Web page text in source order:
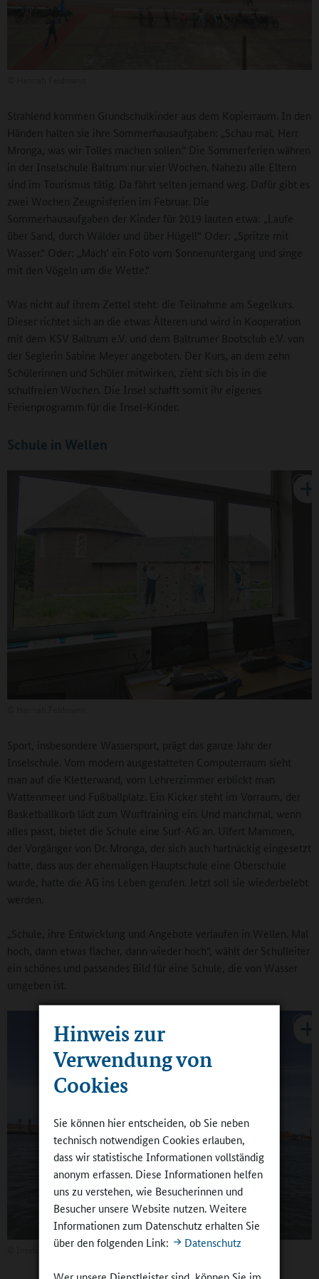
Hinweis zur
Verwendung von
Cookies
Sie können hier entscheiden, ob Sie neben
technisch notwendigen Cookies erlauben,
dass wir statistische Informationen vollständig
anonym erfassen. Diese Informationen helfen
uns zu verstehen, wie Besucherinnen und
Besucher unsere Website nutzen. Weitere
Informationen zum Datenschutz erhalten Sie
über den folgenden Link:
Datenschutz
Strahlend kommen Grundschulkinder aus dem Kopierraum. In den
Händen halten sie ihre Sommerhausaufgaben: „Schau mal, Herr
Mronga, was wir Tolles machen sollen.“ Die Sommerferien währen
in der Inselschule Baltrum nur vier Wochen. Nahezu alle Eltern
sind im Tourismus tätig. Da fährt selten jemand weg. Dafür gibt es
zwei Wochen Zeugnisferien im Februar. Die
Sommerhausaufgaben der Kinder für 2019 lauten etwa: „Laufe
über Sand, durch Wälder und über Hügel!“ Oder: „Spritze mit
Wasser.“ Oder: „Mach’ ein Foto vom Sonnenuntergang und singe
mit den Vögeln um die Wette.“
Was nicht auf ihrem Zettel steht: die Teilnahme am Segelkurs.
Dieser richtet sich an die etwas Älteren und wird in Kooperation
mit dem KSV Baltrum e.V. und dem Baltrumer Bootsclub e.V. von
der Seglerin Sabine Meyer angeboten. Der Kurs, an dem zehn
Schülerinnen und Schüler mitwirken, zieht sich bis in die
schulfreien Wochen. Die Insel schafft somit ihr eigenes
Ferienprogramm für die Insel-Kinder.
Schule in Wellen
Sport, insbesondere Wassersport, prägt das ganze Jahr der
Inselschule. Vom modern ausgestatteten Computerraum sieht
man auf die Kletterwand, vom Lehrerzimmer erblickt man
Wattenmeer und Fußballplatz. Ein Kicker steht im Vorraum, der
Basketballkorb lädt zum Wurftraining ein. Und manchmal, wenn
alles passt, bietet die Schule eine Surf-AG an. Ulfert Mammen,
der Vorgänger von Dr. Mronga, der sich auch hartnäckig eingesetzt
hatte, dass aus der ehemaligen Hauptschule eine Oberschule
wurde, hatte die AG ins Leben gerufen. Jetzt soll sie wiederbelebt
werden.
„Schule, ihre Entwicklung und Angebote verlaufen in Wellen. Mal
hoch, dann etwas flacher, dann wieder hoch“, wählt der Schulleiter
ein schönes und passendes Bild für eine Schule, die von Wasser
umgeben ist.
Inselschule Baltrum